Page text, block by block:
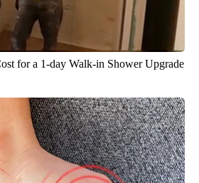
for a 1-day Walk-in Shower Upgrade